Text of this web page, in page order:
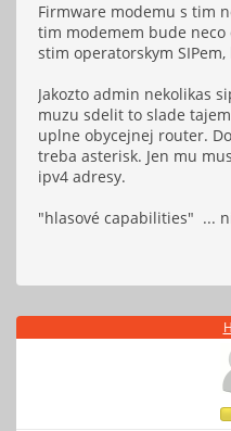
Firmware modemu s tim
tim modemem bude
stim operatorskym
Jakozto admin nekolikas
muzu sdelit to slade
uplne obycejnej router.
treba asterisk. Jen mu
ipv4 adresy.
"hlasové capabilities" ...